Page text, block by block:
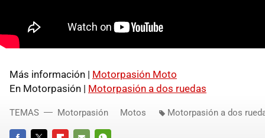
Más información | Motorpasión Moto
En Motorpasión | Motorpasión a dos ruedas
TEMAS Motorpasión Motos Motorpasión a dos